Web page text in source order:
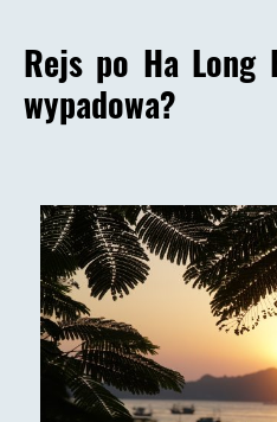
Rejs po Ha Long
wypadowa?